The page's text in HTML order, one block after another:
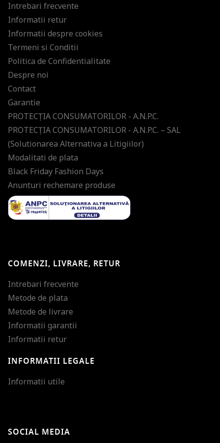
Intrebari frecvente
Informatii retur
Informatii despre cookies
Termeni si Conditii
Politica de Confidentialitate
Despre noi
Contact
Garantie
PROTECŢIA CONSUMATORILOR - A.N.P.C.
PROTECŢIA CONSUMATORILOR - A.N.P.C. – SAL
(Solutionarea Alternativa a Litigiilor)
Modalitati de plata
Black Friday Fashion Days
Anunturi rechemare produse
COMENZI, LIVRARE, RETUR
Intrebari frecvente
Metode de plata
Metode de livrare
Informatii garantii
Informatii retur
INFORMATII LEGALE
Informatii utile
SOCIAL MEDIA